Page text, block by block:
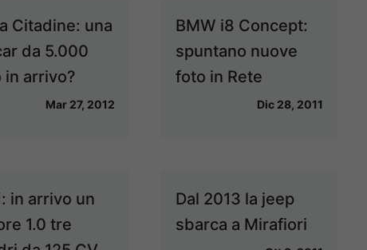
Citadine: una
da 5.000
in arrivo?
Mar 27, 2012
BMW i8 Concept:
spuntano nuove
foto in Rete
Dic 28, 2011
in arrivo un
1.0 tre
Dal 2013 la jeep
sbarca a Mirafiori